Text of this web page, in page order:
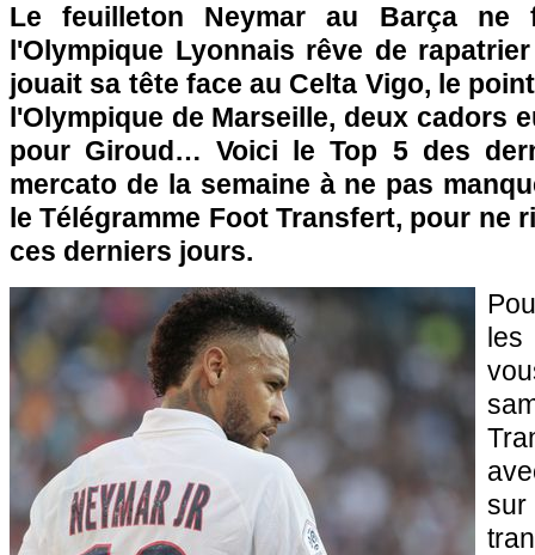
Le feuilleton Neymar au Barça ne
l'Olympique Lyonnais rêve de
jouait sa tête face au Celta Vigo, le
l'Olympique de Marseille, deux cadors
pour Giroud… Voici le Top 5 des
mercato de la semaine à ne pas
le Télégramme Foot Transfert, pour ne
ces derniers jours.
les